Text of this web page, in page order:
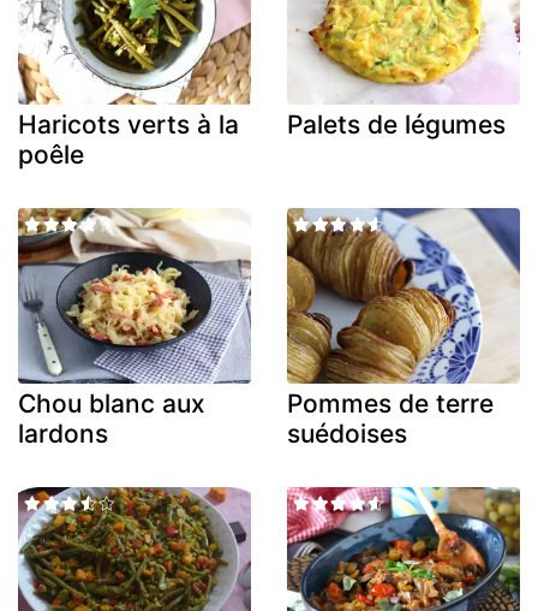
Haricots verts à la
poêle
Palets de légumes
Chou blanc aux
lardons
Pommes de terre
suédoises